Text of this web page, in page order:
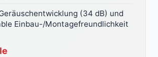
(34 dB) und
Einbau-/Montagefreundlichkeit